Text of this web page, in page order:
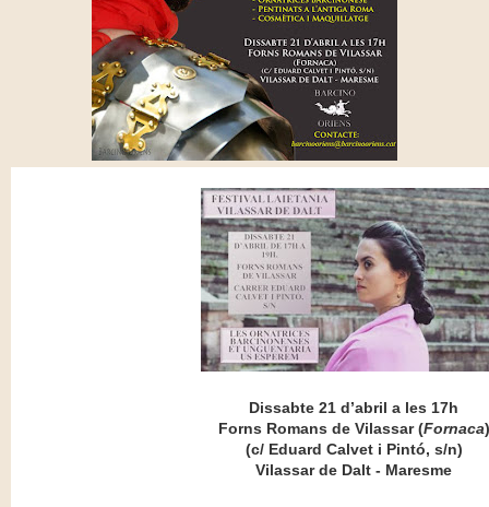
Dissabte 21 d’abril a les 17h
Forns Romans de Vilassar (Fornaca)
(c/ Eduard Calvet i Pintó, s/n)
Vilassar de Dalt - Maresme